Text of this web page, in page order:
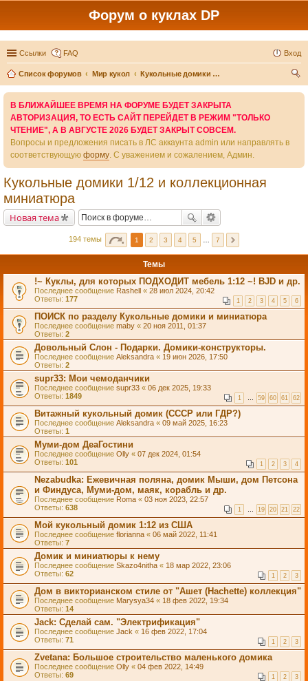
Форум о куклах DP
Ссылки FAQ Вход
Список форумов Мир кукол
Кукольные домики 1/12 и коллекционная миниатюра
В БЛИЖАЙШЕЕ ВРЕМЯ НА ФОРУМЕ БУДЕТ ЗАКРЫТА
АВТОРИЗАЦИЯ, ТО ЕСТЬ САЙТ ПЕРЕЙДЕТ В РЕЖИМ "ТОЛЬКО
ЧТЕНИЕ", А В АВГУСТЕ 2026 БУДЕТ ЗАКРЫТ СОВСЕМ.
Вопросы и предложения писать в ЛС аккаунта admin или направлять в
соответствующую форму. С уважением и сожалением, Админ.
Кукольные домики 1/12 и коллекционная
миниатюра
Новая тема
194 темы 1 2 3 4 5 7
Темы
!~ Куклы, для которых ПОДХОДИТ мебель 1:12 ~! BJD и др.
Последнее сообщение Rashell « 28 июл 2024, 20:42
Ответы: 177 1 2 3 4 5 6
ПОИСК по разделу Кукольные домики и миниатюра
Последнее сообщение maby « 20 ноя 2011, 01:37
Ответы: 2
Довольный Слон - Подарки. Домики-конструкторы.
Последнее сообщение Aleksandra « 19 июн 2026, 17:50
Ответы: 2
supr33: Мои чемоданчики
Последнее сообщение supr33 « 06 дек 2025, 19:33
Ответы: 1849 1 … 59 60 61 62
Витажный кукольный домик (СССР или ГДР?)
Последнее сообщение Aleksandra « 09 май 2025, 16:23
Ответы: 1
Муми-дом ДеаГостини
Последнее сообщение Olly « 07 дек 2024, 01:54
Ответы: 101 1 2 3 4
Nezabudka: Ежевичная поляна, домик Мыши, дом Петсона
и Финдуса, Муми-дом, маяк, корабль и др.
Последнее сообщение Roma « 03 ноя 2023, 22:57
Ответы: 638 1 … 19 20 21 22
Мой кукольный домик 1:12 из США
Последнее сообщение florianna « 06 май 2022, 11:41
Ответы: 7
Домик и миниатюры к нему
Последнее сообщение Skazo4nitha « 18 мар 2022, 23:06
Ответы: 62 1 2 3
Дом в викторианском стиле от "Ашет (Hachette) коллекция"
Последнее сообщение Marysya34 « 18 фев 2022, 19:34
Ответы: 14
Jack: Сделай сам. "Электрификация"
Последнее сообщение Jack « 16 фев 2022, 17:04
Ответы: 71 1 2 3
Zvetana: Большое строительство маленького домика
Последнее сообщение Olly « 04 фев 2022, 14:49
Ответы: 69 1 2 3